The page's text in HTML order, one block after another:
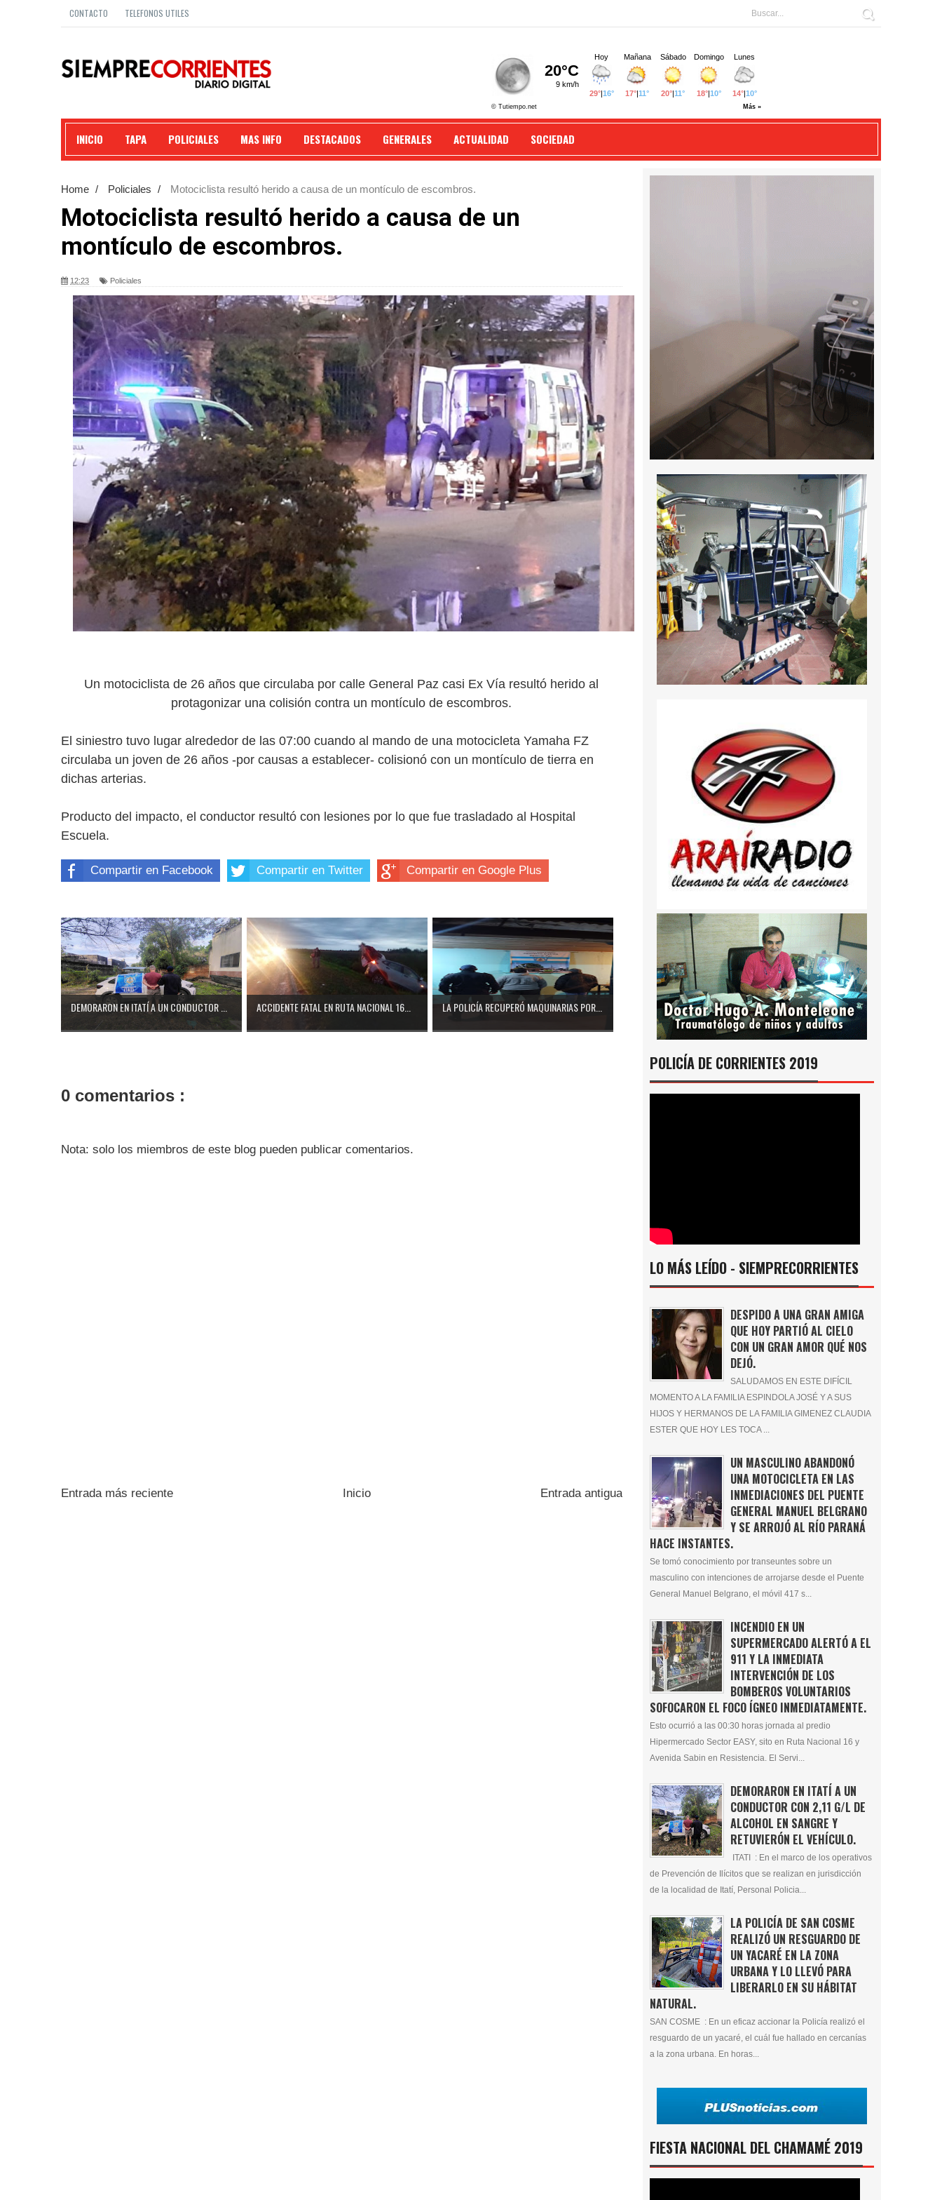
CONTACTO TELEFONOS UTILES
INICIO TAPA POLICIALES MAS INFO DESTACADOS GENERALES ACTUALIDAD SOCIEDAD
Home / Policiales / Motociclista resultó herido a causa de un montículo de escombros.
Motociclista resultó herido a causa de un
montículo de escombros.
12:23 Policiales
Un motociclista de 26 años que circulaba por calle General Paz casi Ex Vía resultó herido al
protagonizar una colisión contra un montículo de escombros.
El siniestro tuvo lugar alrededor de las 07:00 cuando al mando de una motocicleta Yamaha FZ
circulaba un joven de 26 años -por causas a establecer- colisionó con un montículo de tierra en
dichas arterias.
Producto del impacto, el conductor resultó con lesiones por lo que fue trasladado al Hospital
Escuela.
Compartir en Facebook Compartir en Twitter Compartir en Google Plus
DEMORARON EN ITATÍ A UN CONDUCTOR ... ACCIDENTE FATAL EN RUTA NACIONAL 16... LA POLICÍA RECUPERÓ MAQUINARIAS POR...
0 comentarios :
Nota: solo los miembros de este blog pueden publicar comentarios.
Entrada más reciente Entrada antigua
Inicio
POLICÍA DE CORRIENTES 2019
LO MÁS LEÍDO - SIEMPRECORRIENTES
DESPIDO A UNA GRAN AMIGA
QUE HOY PARTIÓ AL CIELO
CON UN GRAN AMOR QUÉ NOS
DEJÓ.
SALUDAMOS EN ESTE DIFÍCIL
MOMENTO A LA FAMILIA ESPINDOLA JOSÉ Y A SUS
HIJOS Y HERMANOS DE LA FAMILIA GIMENEZ CLAUDIA
ESTER QUE HOY LES TOCA ...
UN MASCULINO ABANDONÓ
UNA MOTOCICLETA EN LAS
INMEDIACIONES DEL PUENTE
GENERAL MANUEL BELGRANO
Y SE ARROJÓ AL RÍO PARANÁ
HACE INSTANTES.
Se tomó conocimiento por transeuntes sobre un
masculino con intenciones de arrojarse desde el Puente
General Manuel Belgrano, el móvil 417 s...
INCENDIO EN UN
SUPERMERCADO ALERTÓ A EL
911 Y LA INMEDIATA
INTERVENCIÓN DE LOS
BOMBEROS VOLUNTARIOS
SOFOCARON EL FOCO ÍGNEO INMEDIATAMENTE.
Esto ocurrió a las 00:30 horas jornada al predio
Hipermercado Sector EASY, sito en Ruta Nacional 16 y
Avenida Sabin en Resistencia. El Servi...
DEMORARON EN ITATÍ A UN
CONDUCTOR CON 2,11 G/L DE
ALCOHOL EN SANGRE Y
RETUVIERÓN EL VEHÍCULO.
ITATI : En el marco de los operativos
de Prevención de Ilícitos que se realizan en jurisdicción
de la localidad de Itatí, Personal Policia...
LA POLICÍA DE SAN COSME
REALIZÓ UN RESGUARDO DE
UN YACARÉ EN LA ZONA
URBANA Y LO LLEVÓ PARA
LIBERARLO EN SU HÁBITAT
NATURAL.
SAN COSME : En un eficaz accionar la Policía realizó el
resguardo de un yacaré, el cuál fue hallado en cercanías
a la zona urbana. En horas...
FIESTA NACIONAL DEL CHAMAMÉ 2019